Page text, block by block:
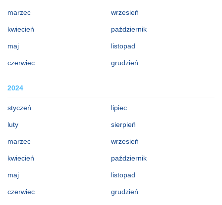
marzec
kwiecień
maj
czerwiec
wrzesień
październik
listopad
grudzień
2024
styczeń
luty
marzec
kwiecień
maj
czerwiec
lipiec
sierpień
wrzesień
październik
listopad
grudzień